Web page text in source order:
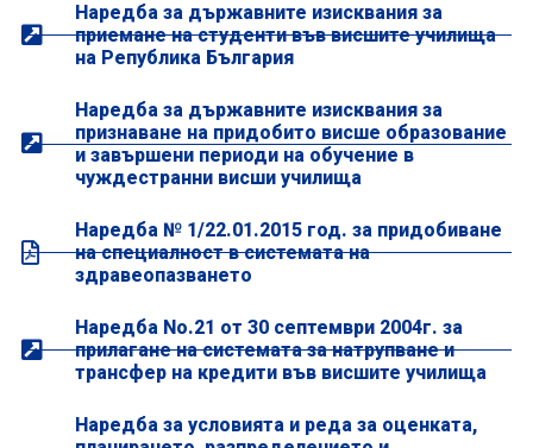
Наредба за държавните изисквания за
приемане на студенти във висшите училища
на Република България
Наредба за държавните изисквания за
признаване на придобито висше образование
и завършени периоди на обучение в
чуждестранни висши училища
Наредба № 1/22.01.2015 год. за придобиване
на специалност в системата на
здравеопазването
Наредба No.21 от 30 септември 2004г. за
прилагане на системата за натрупване и
трансфер на кредити във висшите училища
Наредба за условията и реда за оценката,